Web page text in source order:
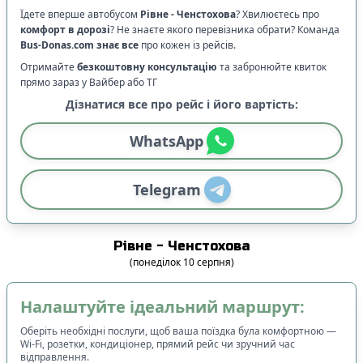
Їдете вперше автобусом Рівне-Ченстохова? Хвилюєтесь про
комфорт в дорозі? Не знаєте якого перевізника обрати? Команда
Bus-Donas.com знає все про кожен із рейсів.
Отримайтебезкоштовну консультацію та забронюйте квиток
прямо зараз у Вайбер або ТГ
Дізнатися все про рейс і його вартість:
WhatsApp
Telegram
Рівне - Ченстохова
(понеділок 10 серпня)
Налаштуйте ідеальний маршрут:
Оберіть необхідні послуги, щоб ваша поїздка була комфортною —
Wi-Fi, розетки, кондиціонер, прямий рейс чи зручний час
відправлення.